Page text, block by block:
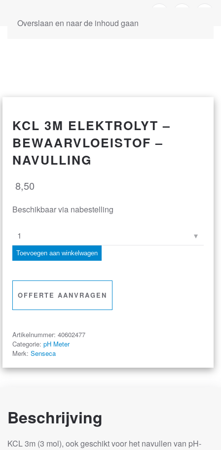
Overslaan en naar de inhoud gaan
KCL 3M ELEKTROLYT –
BEWAARVLOEISTOF –
NAVULLING
8,50
Beschikbaar via nabestelling
KCL
3M
–
Bewaarvloeistof
aantal
Toevoegen aan winkelwagen
OFFERTE AANVRAGEN
Artikelnummer: 40602477
Categorie: pH Meter
Merk: Senseca
Beschrijving
KCL 3m (3 mol), ook geschikt voor het navullen van pH-